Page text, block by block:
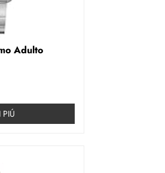
Adulto